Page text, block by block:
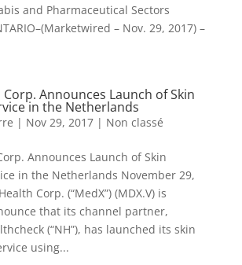
and Pharmaceutical Sectors
– Nov. 29, 2017) –
Corp. Announces Launch of Skin
in the Netherlands
| Nov 29, 2017| Non classé
Announces Launch of Skin
in the Netherlands November 29,
Corp. (“MedX”) (MDX.V) is
that its channel partner,
(“NH”), has launched its skin
using...